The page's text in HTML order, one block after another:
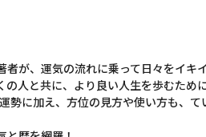
が、運気の流れに乗って日々をイ
人と共に、より良い人生を歩むため
勢に加え、方位の見方や使い方も、て